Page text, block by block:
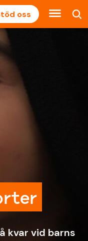
oss
kvar vid barns